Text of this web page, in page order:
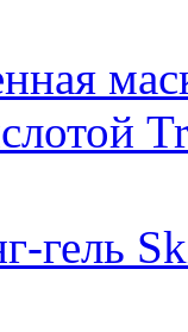
гель